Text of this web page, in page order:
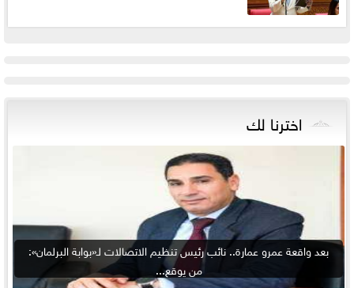
اخترنا لك
بعد واقعة عمرو عمارة.. نائب رئيس تنظيم الاتصالات لـ«بوابة البرلمان»:
من يوقع...